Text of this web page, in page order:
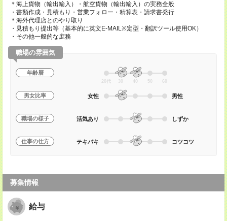
＊海上貨物（輸出輸入）・航空貨物（輸出輸入）の実務全般
・書類作成・見積もり・営業フォロー・精算表・請求書発行
＊海外代理店とのやり取り
・見積もり提出等（基本的に英文E-MAIL※定型・翻訳ツール使用OK）
・その他一般的な庶務
職場の雰囲気
年齢層
20代 30 40 50 60
男女比率 女性 男性
職場の様子 活気あり しずか
仕事の仕方 テキパキ コツコツ
募集情報
給与